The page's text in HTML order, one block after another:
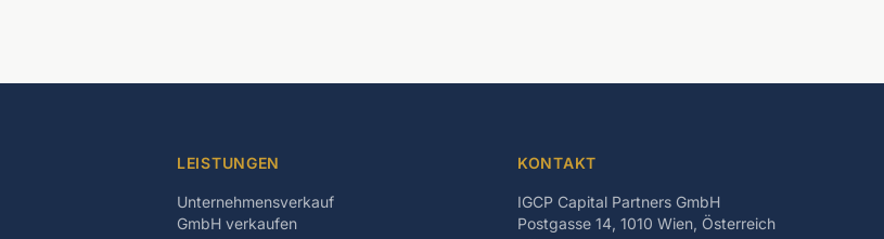
LEISTUNGEN
Unternehmensverkauf
GmbH verkaufen
KONTAKT
IGCP Capital Partners GmbH
Postgasse 14, 1010 Wien, Österreich